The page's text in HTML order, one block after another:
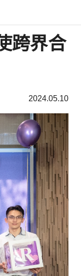
跨界合
2024.05.10